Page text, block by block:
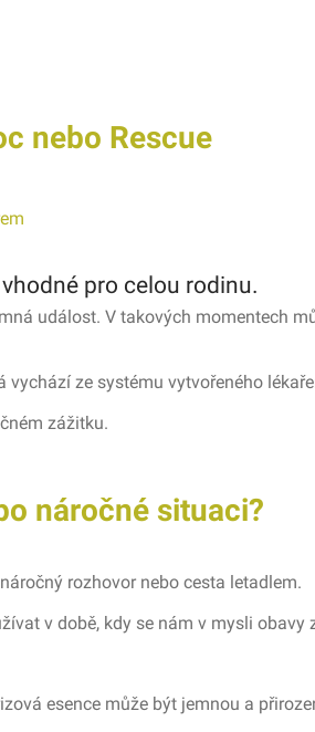
nebo Rescue
pro celou rodinu.
událost. V takových momentech
ze systému vytvořeného
zážitku.
náročné situaci?
rozhovor nebo cesta letadlem.
v době, kdy se nám v mysli obavy
esence může být jemnou a